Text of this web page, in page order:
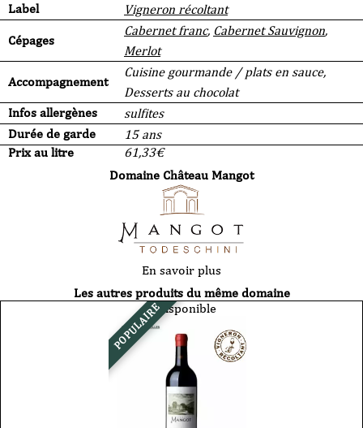
Label
Vigneron récoltant
Cépages
Cabernet franc, Cabernet Sauvignon,
Merlot
Accompagnement
Cuisine gourmande / plats en sauce,
Desserts au chocolat
Infos allergènes
sulfites
Durée de garde
15 ans
Prix au litre
61,33€
Domaine Château Mangot
En savoir plus
Les autres produits du même domaine
POPULAIREIndisponible